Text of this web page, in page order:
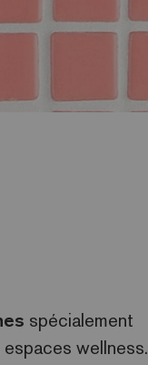
spécialement
wellness.